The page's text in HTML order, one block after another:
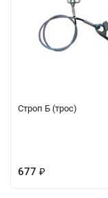
Строп Б (трос)
677 ₽